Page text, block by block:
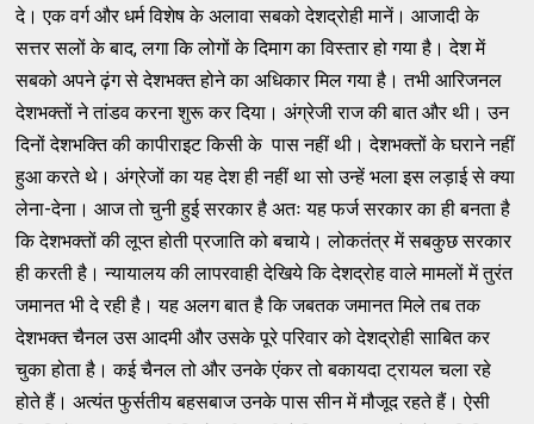
दे। एक वर्ग और धर्म विशेष के अलावा सबको देशद्रोही मानें। आजादी के
सत्तर सलों के बाद, लगा कि लोगों के दिमाग का विस्तार हो गया है। देश में
सबको अपने ढ़ंग से देशभक्त होने का अधिकार मिल गया है। तभी आरिजनल
देशभक्तों ने तांडव करना शुरू कर दिया। अंग्रेजी राज की बात और थी। उन
दिनों देशभक्ति की कापीराइट किसी के पास नहीं थी। देशभक्तों के घराने नहीं
हुआ करते थे। अंग्रेजों का यह देश ही नहीं था सो उन्हें भला इस लड़ाई से क्या
लेना-देना। आज तो चुनी हुई सरकार है अतः यह फर्ज सरकार का ही बनता है
कि देशभक्तों की लूप्त होती प्रजाति को बचाये। लोकतंत्र में सबकुछ सरकार
ही करती है। न्यायालय की लापरवाही देखिये कि देशद्रोह वाले मामलों में तुरंत
जमानत भी दे रही है। यह अलग बात है कि जबतक जमानत मिले तब तक
देशभक्त चैनल उस आदमी और उसके पूरे परिवार को देशद्रोही साबित कर
चुका होता है। कई चैनल तो और उनके एंकर तो बकायदा ट्रायल चला रहे
होते हैं। अत्यंत फुर्सतीय बहसबाज उनके पास सीन में मौजूद रहते हैं। ऐसी